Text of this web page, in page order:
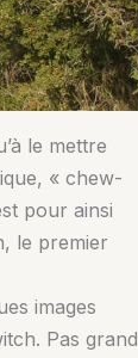
le mettre
« chew-
pour ainsi
le premier
images
Pas grand